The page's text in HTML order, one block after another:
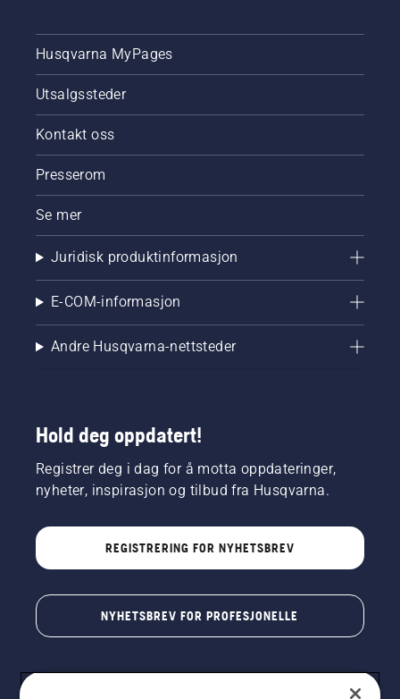
Husqvarna MyPages
Utsalgssteder
Kontakt oss
Presserom
Se mer
Juridisk produktinformasjon
E-COM-informasjon
Andre Husqvarna-nettsteder
Hold deg oppdatert!
Registrer deg i dag for å motta oppdateringer,
nyheter, inspirasjon og tilbud fra Husqvarna.
REGISTRERING FOR NYHETSBREV
NYHETSBREV FOR PROFESJONELLE